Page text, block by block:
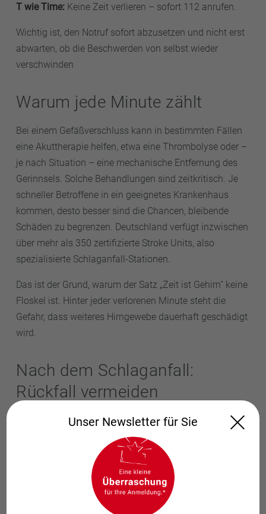
T wie Time: Keine Zeit verlieren – sofort 112 anrufen.
Wichtig ist, den Notruf sofort abzusetzen und nicht erst
abwarten, ob die Beschwerden von selbst wieder
verschwinden
Warum jede Minute zählt
Bei einem Gefäßverschluss kann in bestimmten Fällen
eine Akuttherapie helfen, etwa eine Thrombolyse oder –
je nach Situation – eine mechanische Entfernung des
Gerinnsels. Solche Behandlungen sind zeitkritisch. Je
schneller Betroffene in ein geeignetes Krankenhaus
kommen, desto besser sind die Chancen, bleibende
Schäden zu begrenzen. Deutschland verfügt inzwischen
über mehr als 350 zertifizierte Stroke Units, also
spezialisierte Schlaganfall-Stationen.
Das ist der Grund, warum der Satz „Zeit ist Gehirn“ keine
Floskel ist. Hinter jeder verlorenen Minute steht die
Gefahr, dass weiteres Hirngewebe dauerhaft geschädigt
wird.
Nach dem Schlaganfall:
Rückfall vermeiden
Wer bereits einen Schlaganfall hatte, braucht eine
besonders konsequente Vorbeugung gegen einen
weiteren. Wichtige Bausteine sind unter anderem
Blutdrucksenker, Statine und gerinnungshemmende
Medikamente bei Vorhofflimmern. In Deutschland
erleiden jedes Jahr etwa 70.000 Menschen einen
Unser Newsletter für Sie